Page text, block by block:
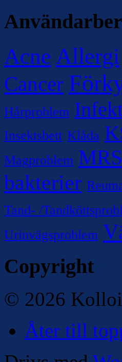
Acne Allergi
Cancer
Hårproblem
Insektsbett Klåda
Magproblem
bakterier
Tand- /
Urinvägsproblem
Copyright
© 2026
Åter till